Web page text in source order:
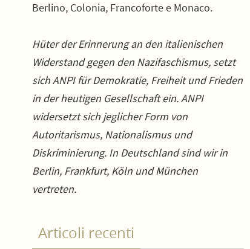
Berlino, Colonia, Francoforte e Monaco.
Hüter der Erinnerung an den italienischen
Widerstand gegen den Nazifaschismus, setzt
sich ANPI für Demokratie, Freiheit und Frieden
in der heutigen Gesellschaft ein. ANPI
widersetzt sich jeglicher Form von
Autoritarismus, Nationalismus und
Diskriminierung. In Deutschland sind wir in
Berlin, Frankfurt, Köln und München
vertreten.
Articoli recenti